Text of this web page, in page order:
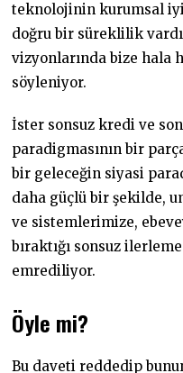
teknolojinin kurumsal
doğru bir süreklilik
vizyonlarında bize hala
söyleniyor.
İster sonsuz kredi ve
paradigmasının bir
bir geleceğin siyasi
daha güçlü bir şekilde,
ve sistemlerimize,
bıraktığı sonsuz
emrediliyor.
Öyle mi?
Bu daveti reddedip